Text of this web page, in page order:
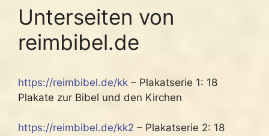
Unterseiten von
reimbibel.de
https://reimbibel.de/kk – Plakatserie 1: 18
Plakate zur Bibel und den Kirchen
https://reimbibel.de/kk2 – Plakatserie 2: 18